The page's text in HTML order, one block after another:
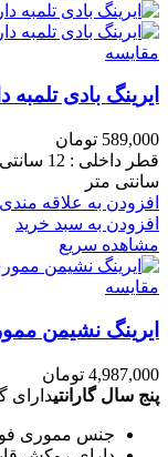
مقایسه
ایرینگ بادی تلمبه
589,000 تومان
سانتی متر
افزودن به علاقه مندی
افزودن به سبد خرید
مشاهده سریع
مقایسه
ایرینگ نشیمن
4,987,000 تومان
پنج سال گارانتیدارای
جنس مموری